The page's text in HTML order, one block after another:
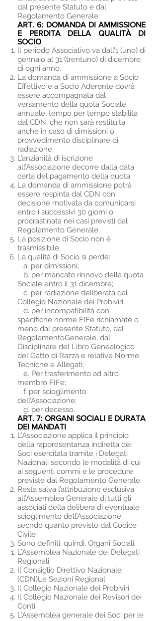
dal presente Statuto e dal
Regolamento Generale.
ART. 6: DOMANDA DI AMMISSIONE
E PERDITA DELLA QUALITÀ DI
SOCIO
Il periodo Associativo va dall’1 (uno) di
gennaio al 31 (trentuno) di dicembre
di ogni anno.
La domanda di ammissione a Socio
Effettivo e a Socio Aderente dovrà
essere accompagnata dal
versamento della quota Sociale
annuale, tempo per tempo stabilita
dal CDN, che non sarà restituita
anche in caso di dimissioni o
provvedimento disciplinare di
radiazione.
L’anzianità di iscrizione
all’Associazione decorre dalla data
certa del pagamento della quota.
La domanda di ammissione potrà
essere respinta dal CDN con
decisione motivata da comunicarsi
entro i successivi 30 giorni o
procrastinata nei casi previsti dal
Regolamento Generale.
La posizione di Socio non è
trasmissibile.
La qualità di Socio si perde:
a. per dimissioni;
b. per mancato rinnovo della quota
Sociale entro il 31 dicembre;
c. per radiazione deliberata dal
Collegio Nazionale dei Probiviri;
d. per incompatibilità con
specifiche norme FIFe richiamate o
meno dal presente Statuto, dal
RegolamentoGenerale, dal
Disciplinare del Libro Genealogico
del Gatto di Razza e relative Norme
Tecniche e Allegati;
e. Per trasferimento ad altro
membro FIFe;
f. per scioglimento
dell’Associazione;
g. per decesso.
ART. 7: ORGANI SOCIALI E DURATA
DEI MANDATI
L’Associazione applica il principio
della rappresentanza indiretta dei
Soci esercitata tramite i Delegati
Nazionali secondo le modalità di cui
ai seguenti commi e le procedure
previste dal Regolamento Generale.
Resta salva l’attribuzione esclusiva
all’Assemblea Generale di tutti gli
associati della delibera di eventuale
scioglimento dell’Associazione
secndo quanto previsto dal Codice
Civile
Sono definiti, quindi, Organi Sociali:
L’Assemblea Nazionale dei Delegati
Regionali
Il Consiglio Direttivo Nazionale
(CDN)Le Sezioni Regional
Il Collegio Nazionale dei Probiviri
Il Collegio Nazionale dei Revisori dei
Conti
L’Assemblea generale dei Soci per le